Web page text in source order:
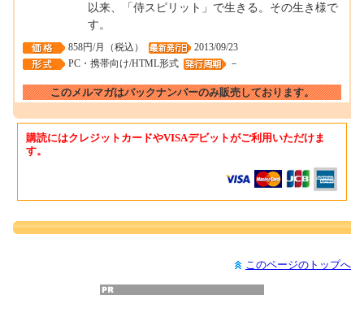
以来、「侍スピリット」で生きる。その生き様で
す。
858円/月（税込）
2013/09/23
PC・携帯向け/HTML形式
－
このメルマガはバックナンバーのみ販売しております。
購読にはクレジットカードやVISAデビットがご利用いただけま
す。
このページのトップへ